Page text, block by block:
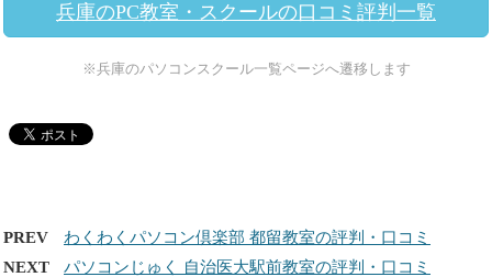
兵庫のPC教室・スクールの口コミ評判一覧
※兵庫のパソコンスクール一覧ページへ遷移します
PREV
わくわくパソコン倶楽部 都留教室の評判・口コミ
NEXT
パソコンじゅく 自治医大駅前教室の評判・口コミ